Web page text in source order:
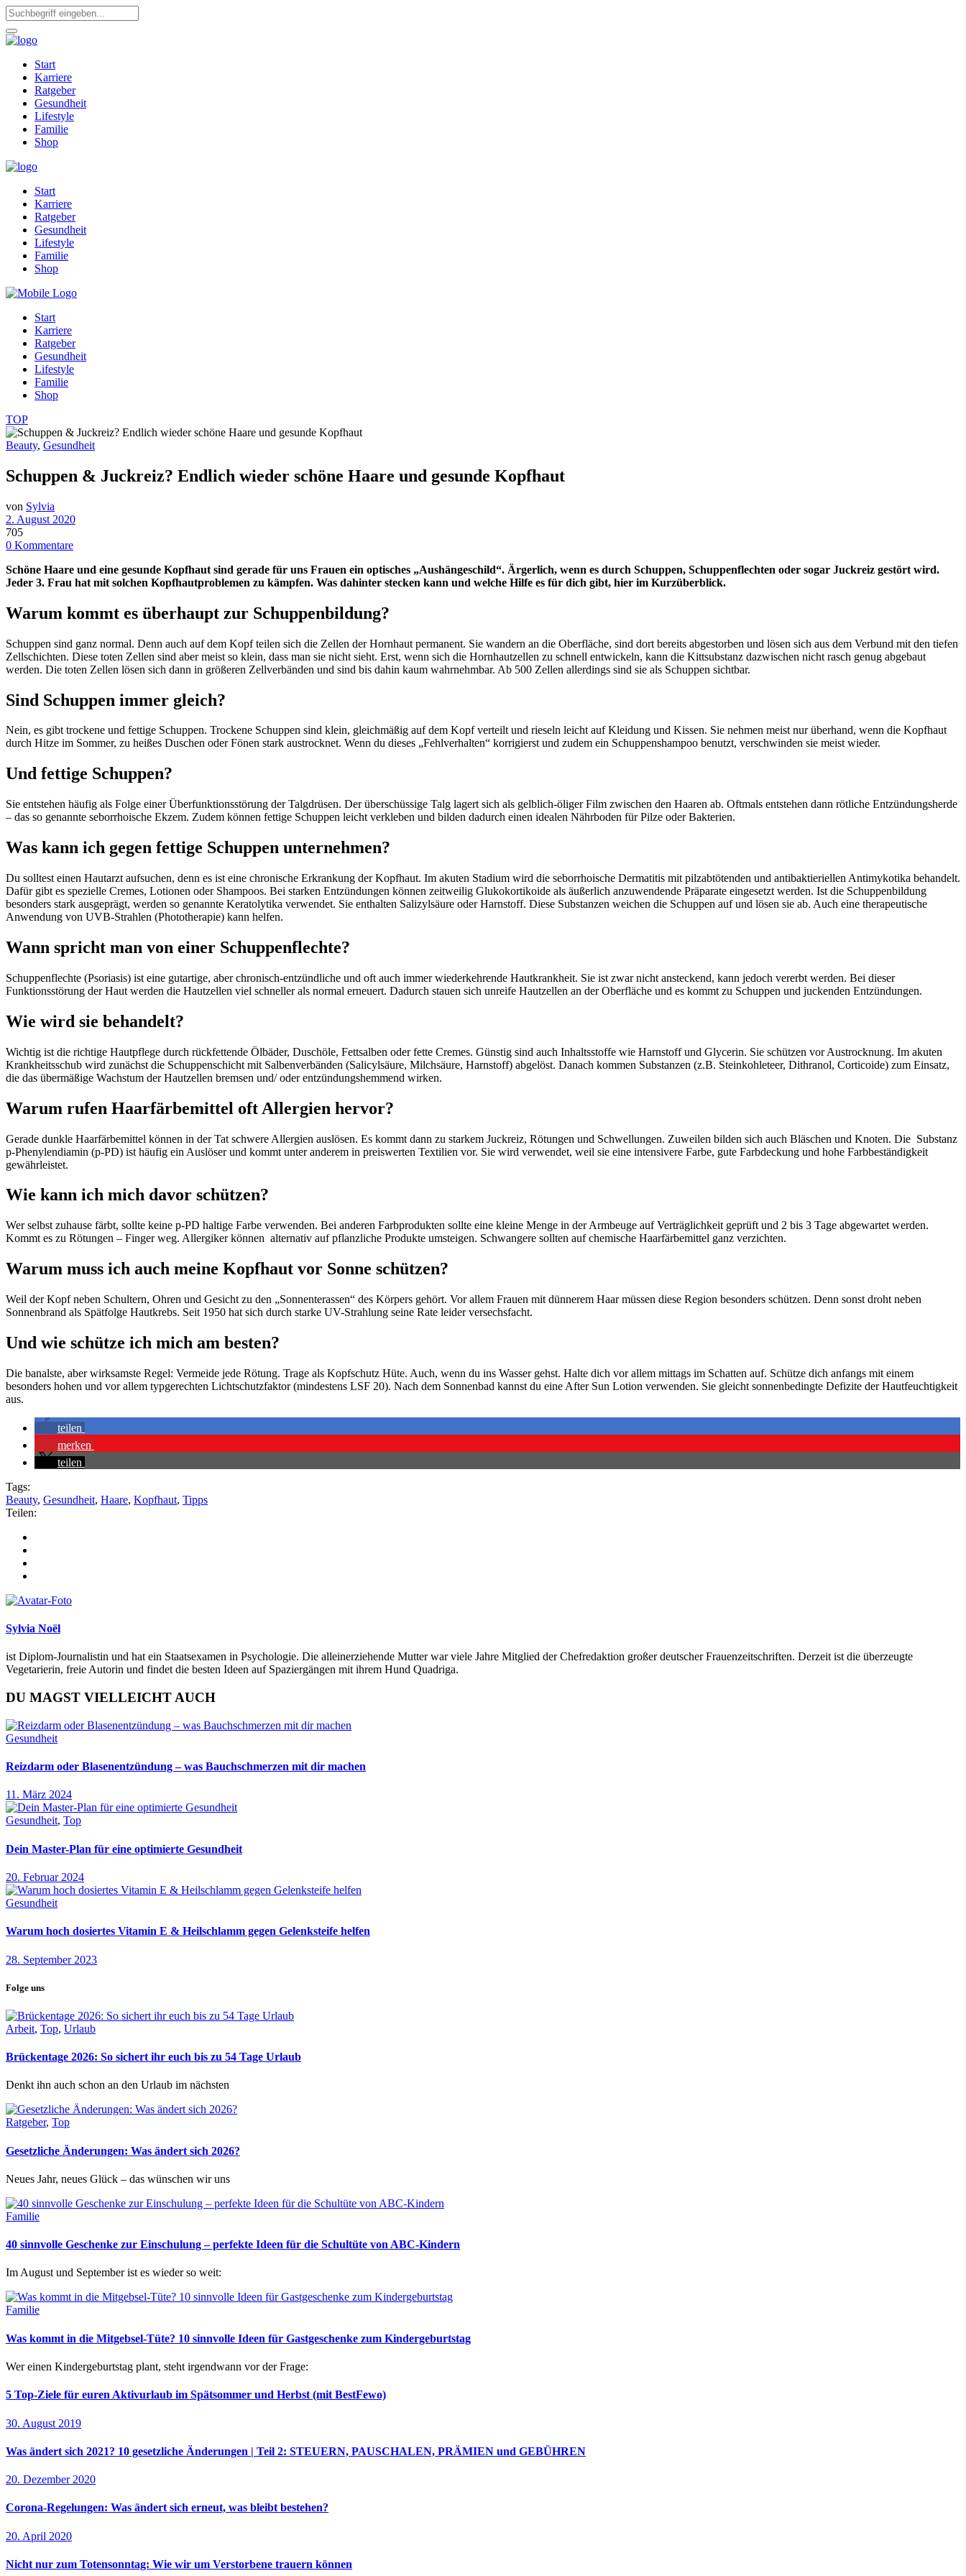
Start
Karriere
Ratgeber
Gesundheit
Lifestyle
Familie
Shop
Start
Karriere
Ratgeber
Gesundheit
Lifestyle
Familie
Shop
Start
Karriere
Ratgeber
Gesundheit
Lifestyle
Familie
Shop
TOP
Beauty, Gesundheit
Schuppen & Juckreiz? Endlich wieder schöne Haare und gesunde Kopfhaut
von Sylvia
2. August 2020
705
0 Kommentare
Schöne Haare und eine gesunde Kopfhaut sind gerade für uns Frauen ein optisches „Aushängeschild“. Ärgerlich, wenn es durch Schuppen, Schuppenflechten oder sogar Juckreiz gestört wird.
Jeder 3. Frau hat mit solchen Kopfhautproblemen zu kämpfen. Was dahinter stecken kann und welche Hilfe es für dich gibt, hier im Kurzüberblick.
Warum kommt es überhaupt zur Schuppenbildung?
Schuppen sind ganz normal. Denn auch auf dem Kopf teilen sich die Zellen der Hornhaut permanent. Sie wandern an die Oberfläche, sind dort bereits abgestorben und lösen sich aus dem Verbund mit den tiefen
Zellschichten. Diese toten Zellen sind aber meist so klein, dass man sie nicht sieht. Erst, wenn sich die Hornhautzellen zu schnell entwickeln, kann die Kittsubstanz dazwischen nicht rasch genug abgebaut
werden. Die toten Zellen lösen sich dann in größeren Zellverbänden und sind bis dahin kaum wahrnehmbar. Ab 500 Zellen allerdings sind sie als Schuppen sichtbar.
Sind Schuppen immer gleich?
Nein, es gibt trockene und fettige Schuppen. Trockene Schuppen sind klein, gleichmäßig auf dem Kopf verteilt und rieseln leicht auf Kleidung und Kissen. Sie nehmen meist nur überhand, wenn die Kopfhaut
durch Hitze im Sommer, zu heißes Duschen oder Fönen stark austrocknet. Wenn du dieses „Fehlverhalten“ korrigierst und zudem ein Schuppenshampoo benutzt, verschwinden sie meist wieder.
Und fettige Schuppen?
Sie entstehen häufig als Folge einer Überfunktionsstörung der Talgdrüsen. Der überschüssige Talg lagert sich als gelblich-öliger Film zwischen den Haaren ab. Oftmals entstehen dann rötliche Entzündungsherde
– das so genannte seborrhoische Ekzem. Zudem können fettige Schuppen leicht verkleben und bilden dadurch einen idealen Nährboden für Pilze oder Bakterien.
Was kann ich gegen fettige Schuppen unternehmen?
Du solltest einen Hautarzt aufsuchen, denn es ist eine chronische Erkrankung der Kopfhaut. Im akuten Stadium wird die seborrhoische Dermatitis mit pilzabtötenden und antibaktieriellen Antimykotika behandelt.
Dafür gibt es spezielle Cremes, Lotionen oder Shampoos. Bei starken Entzündungen können zeitweilig Glukokortikoide als äußerlich anzuwendende Präparate eingesetzt werden. Ist die Schuppenbildung
besonders stark ausgeprägt, werden so genannte Keratolytika verwendet. Sie enthalten Salizylsäure oder Harnstoff. Diese Substanzen weichen die Schuppen auf und lösen sie ab. Auch eine therapeutische
Anwendung von UVB-Strahlen (Phototherapie) kann helfen.
Wann spricht man von einer Schuppenflechte?
Schuppenflechte (Psoriasis) ist eine gutartige, aber chronisch-entzündliche und oft auch immer wiederkehrende Hautkrankheit. Sie ist zwar nicht ansteckend, kann jedoch vererbt werden. Bei dieser
Funktionsstörung der Haut werden die Hautzellen viel schneller als normal erneuert. Dadurch stauen sich unreife Hautzellen an der Oberfläche und es kommt zu Schuppen und juckenden Entzündungen.
Wie wird sie behandelt?
Wichtig ist die richtige Hautpflege durch rückfettende Ölbäder, Duschöle, Fettsalben oder fette Cremes. Günstig sind auch Inhaltsstoffe wie Harnstoff und Glycerin. Sie schützen vor Austrocknung. Im akuten
Krankheitsschub wird zunächst die Schuppenschicht mit Salbenverbänden (Salicylsäure, Milchsäure, Harnstoff) abgelöst. Danach kommen Substanzen (z.B. Steinkohleteer, Dithranol, Corticoide) zum Einsatz,
die das übermäßige Wachstum der Hautzellen bremsen und/ oder entzündungshemmend wirken.
Warum rufen Haarfärbemittel oft Allergien hervor?
Gerade dunkle Haarfärbemittel können in der Tat schwere Allergien auslösen. Es kommt dann zu starkem Juckreiz, Rötungen und Schwellungen. Zuweilen bilden sich auch Bläschen und Knoten. Die Substanz
p-Phenylendiamin (p-PD) ist häufig ein Auslöser und kommt unter anderem in preiswerten Textilien vor. Sie wird verwendet, weil sie eine intensivere Farbe, gute Farbdeckung und hohe Farbbeständigkeit
gewährleistet.
Wie kann ich mich davor schützen?
Wer selbst zuhause färbt, sollte keine p-PD haltige Farbe verwenden. Bei anderen Farbprodukten sollte eine kleine Menge in der Armbeuge auf Verträglichkeit geprüft und 2 bis 3 Tage abgewartet werden.
Kommt es zu Rötungen – Finger weg. Allergiker können alternativ auf pflanzliche Produkte umsteigen. Schwangere sollten auf chemische Haarfärbemittel ganz verzichten.
Warum muss ich auch meine Kopfhaut vor Sonne schützen?
Weil der Kopf neben Schultern, Ohren und Gesicht zu den „Sonnenterassen“ des Körpers gehört. Vor allem Frauen mit dünnerem Haar müssen diese Region besonders schützen. Denn sonst droht neben
Sonnenbrand als Spätfolge Hautkrebs. Seit 1950 hat sich durch starke UV-Strahlung seine Rate leider versechsfacht.
Und wie schütze ich mich am besten?
Die banalste, aber wirksamste Regel: Vermeide jede Rötung. Trage als Kopfschutz Hüte. Auch, wenn du ins Wasser gehst. Halte dich vor allem mittags im Schatten auf. Schütze dich anfangs mit einem
besonders hohen und vor allem typgerechten Lichtschutzfaktor (mindestens LSF 20). Nach dem Sonnenbad kannst du eine After Sun Lotion verwenden. Sie gleicht sonnenbedingte Defizite der Hautfeuchtigkeit
aus.
teilen
merken
teilen
Tags:
Beauty, Gesundheit, Haare, Kopfhaut, Tipps
Teilen:
Sylvia Noël
ist Diplom-Journalistin und hat ein Staatsexamen in Psychologie. Die alleinerziehende Mutter war viele Jahre Mitglied der Chefredaktion großer deutscher Frauenzeitschriften. Derzeit ist die überzeugte
Vegetarierin, freie Autorin und findet die besten Ideen auf Spaziergängen mit ihrem Hund Quadriga.
DU MAGST VIELLEICHT AUCH
Gesundheit
Reizdarm oder Blasenentzündung – was Bauchschmerzen mit dir machen
11. März 2024
Gesundheit, Top
Dein Master-Plan für eine optimierte Gesundheit
20. Februar 2024
Gesundheit
Warum hoch dosiertes Vitamin E & Heilschlamm gegen Gelenksteife helfen
28. September 2023
Folge uns
Arbeit, Top, Urlaub
Brückentage 2026: So sichert ihr euch bis zu 54 Tage Urlaub
Denkt ihn auch schon an den Urlaub im nächsten
Ratgeber, Top
Gesetzliche Änderungen: Was ändert sich 2026?
Neues Jahr, neues Glück – das wünschen wir uns
Familie
40 sinnvolle Geschenke zur Einschulung – perfekte Ideen für die Schultüte von ABC-Kindern
Im August und September ist es wieder so weit:
Familie
Was kommt in die Mitgebsel-Tüte? 10 sinnvolle Ideen für Gastgeschenke zum Kindergeburtstag
Wer einen Kindergeburtstag plant, steht irgendwann vor der Frage:
5 Top-Ziele für euren Aktivurlaub im Spätsommer und Herbst (mit BestFewo)
30. August 2019
Was ändert sich 2021? 10 gesetzliche Änderungen | Teil 2: STEUERN, PAUSCHALEN, PRÄMIEN und GEBÜHREN
20. Dezember 2020
Corona-Regelungen: Was ändert sich erneut, was bleibt bestehen?
20. April 2020
Nicht nur zum Totensonntag: Wie wir um Verstorbene trauern können